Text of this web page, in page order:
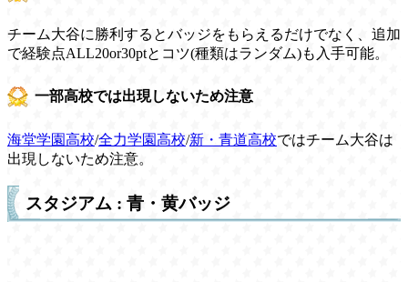
チーム大谷に勝利するとバッジをもらえるだけでなく、追加
で経験点ALL20or30ptとコツ(種類はランダム)も入手可能。
一部高校では出現しないため注意
海堂学園高校/全力学園高校/新・青道高校ではチーム大谷は
出現しないため注意。
スタジアム : 青・黄バッジ